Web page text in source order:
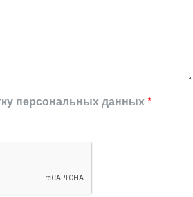
персональных данных*